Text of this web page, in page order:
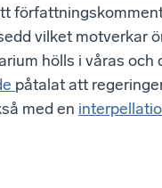
vilket motverkar
hölls i våras
påtalat att
med en